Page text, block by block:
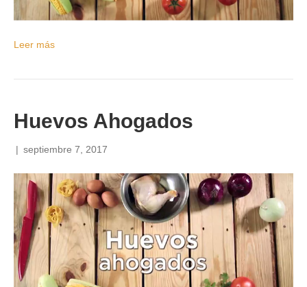
Leer más
Huevos Ahogados
| septiembre 7, 2017